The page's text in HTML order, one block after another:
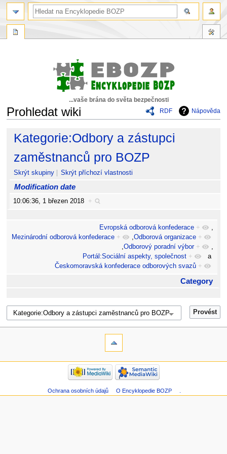
...vaše brána do světa bezpečnosti
RDF
Nápověda
Prohledat wiki
Skočit
Skočit
vyhledávání
Kategorie:Odbory a zástupci
zaměstnanců pro BOZP
Skrýt skupiny Skrýt příchozí vlastnosti
Modification date
10:06:36, 1 březen 2018 +
Evropská odborová konfederace +
,
Mezinárodní odborová konfederace + ,Odborová organizace +
,Odborový poradní výbor +
,
Portál:Sociální aspekty, společnost +
a
Českomoravská konfederace odborových svazů +
Category
Ochrana osobních údajů O Encyklopedie BOZP